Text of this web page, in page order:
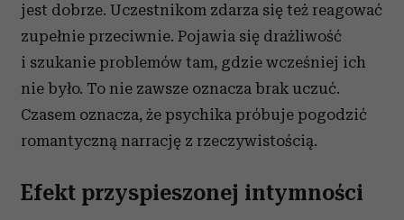
jest dobrze. Uczestnikom zdarza się też reagować
zupełnie przeciwnie. Pojawia się drażliwość
i szukanie problemów tam, gdzie wcześniej ich
nie było. To nie zawsze oznacza brak uczuć.
Czasem oznacza, że psychika próbuje pogodzić
romantyczną narrację z rzeczywistością.
Efekt przyspieszonej intymności